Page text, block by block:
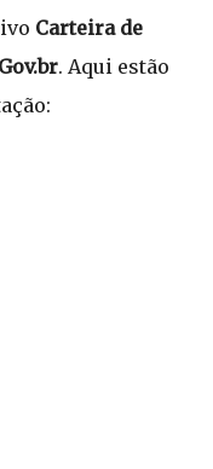
Carteira de
Gov.br. Aqui estão